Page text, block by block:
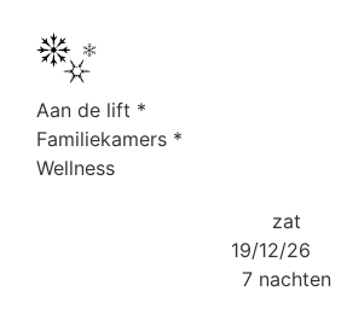
Aan de lift *
Familiekamers *
Wellness
zat
19/12/26
7 nachten